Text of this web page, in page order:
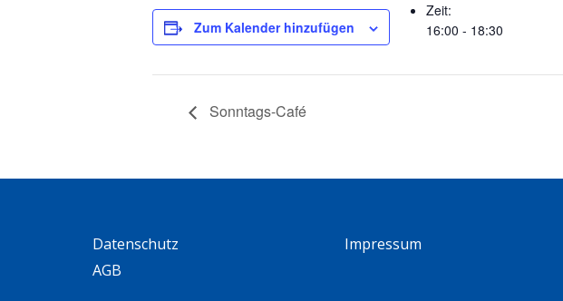
Zum Kalender hinzufügen
Zeit:
16:00 - 18:30
Sonntags-Café
Datenschutz
Impressum
AGB